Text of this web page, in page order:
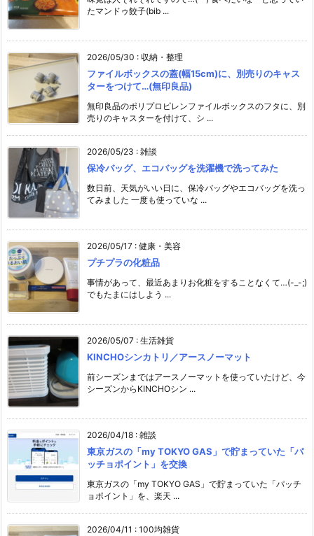
たマンドゥ餃子(bib ...
2026/05/30 : 収納・整理
ファイルボックスの蓋(幅15cm)に、別売りのキャス
ターをつけて…(無印良品)
無印良品のポリプロピレンファイルボックスのフタに、別
売りのキャスターを付けて、シ ...
2026/05/23 : 雑談
保冷バッグ、エコバッグを洗濯機で洗ってみた
数日前、天気がいい日に、保冷バッグやエコバッグを洗っ
てみました 一度も使っていな ...
2026/05/17 : 健康・美容
プチプラの化粧品
事情があって、最近あまりお化粧をすることなくて…(-_-;)
でもたまにはしよう ...
2026/05/07 : 生活雑貨
KINCHOシンカトリ／アースノーマット
前シーズンまではアースノーマットを使っていたけど、今
シーズンからKINCHOシン ...
2026/04/18 : 雑談
東京ガスの「my TOKYO GAS」で貯まっていた「パ
ッチョポイント」を交換
東京ガスの「my TOKYO GAS」で貯まっていた「パッチ
ョポイント」を、楽天 ...
2026/04/11 : 100均雑貨